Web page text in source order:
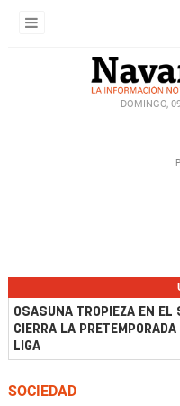
DOMINGO,
OSASUNA TROPIEZA EN EL
CIERRA LA
LIGA
SOCIEDAD